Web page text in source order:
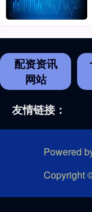
配资资讯
网站
友情链接：
Powered
Copyright